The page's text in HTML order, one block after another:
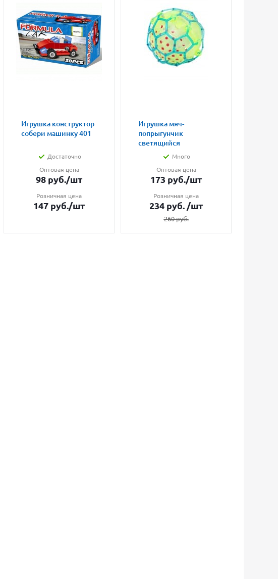
Игрушка конструктор
собери машинку 401
Достаточно
Оптовая цена
98 руб./шт
Розничная цена
147 руб./шт
Игрушка мяч-
попрыгунчик
светящийся
Много
Оптовая цена
173 руб./шт
Розничная цена
234 руб. /шт
260руб.